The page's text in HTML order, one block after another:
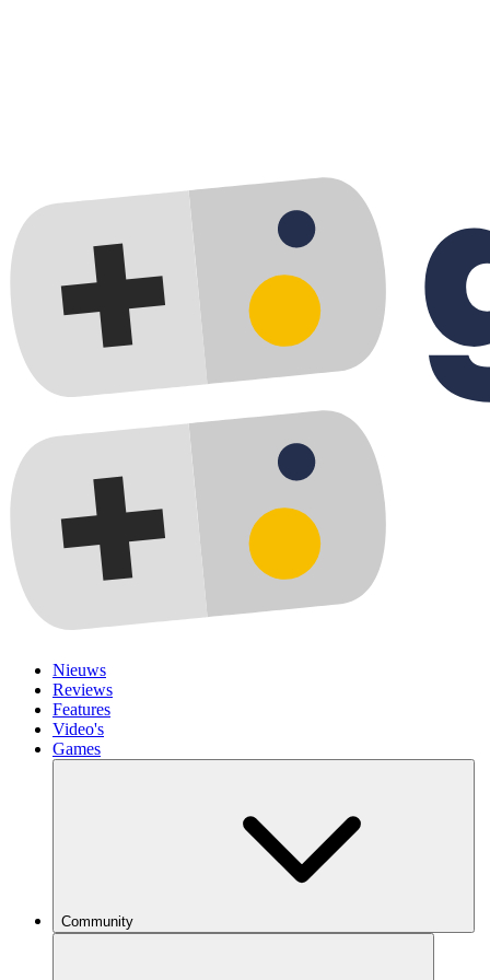
Nieuws
Reviews
Features
Video's
Games
Community